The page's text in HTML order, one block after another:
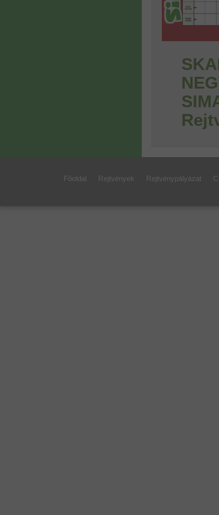
Főoldal Rejtvények Rejtvénypályázat